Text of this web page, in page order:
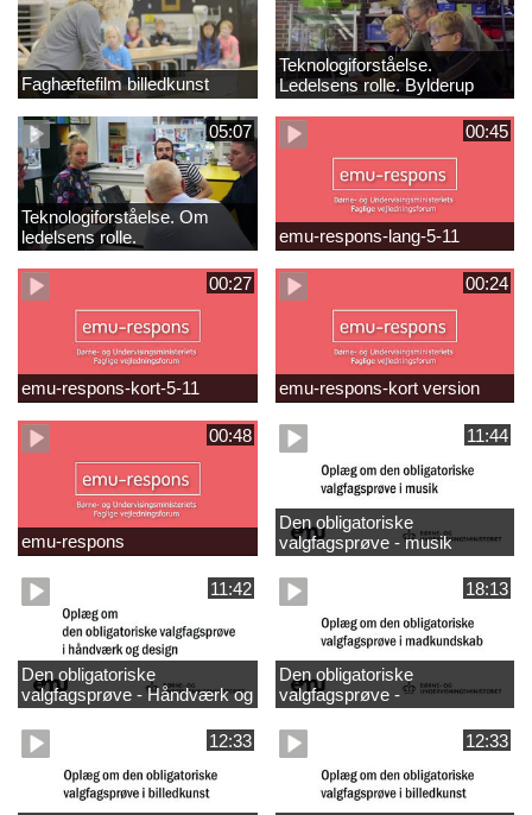
Faghæftefilm billedkunst
Teknologiforståelse.
Ledelsens rolle. Bylderup
Skole
05:07
Teknologiforståelse. Om
ledelsens rolle.
Sofiendalskolen
00:45
emu-respons-lang-5-11
00:27
emu-respons-kort-5-11
00:24
emu-respons-kort version
00:48
emu-respons
11:44
Den obligatoriske
valgfagsprøve - musik
11:42
Den obligatoriske
valgfagsprøve - Håndværk og
design
18:13
Den obligatoriske
valgfagsprøve -
madkundskab
12:33
12:33